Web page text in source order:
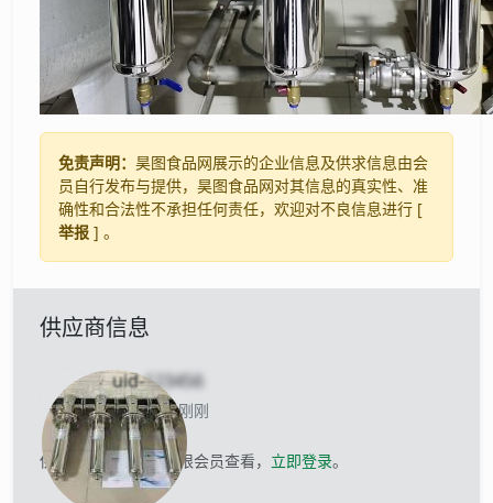
免责声明： 昊图食品网展示的企业信息及供求信息由会
员自行发布与提供，昊图食品网对其信息的真实性、准
确性和合法性不承担任何责任，欢迎对不良信息进行 [
举报 ] 。
供应商信息
uid-123456
当前离线 刚刚
供应商的联系方式仅限会员查看， 立即登录。